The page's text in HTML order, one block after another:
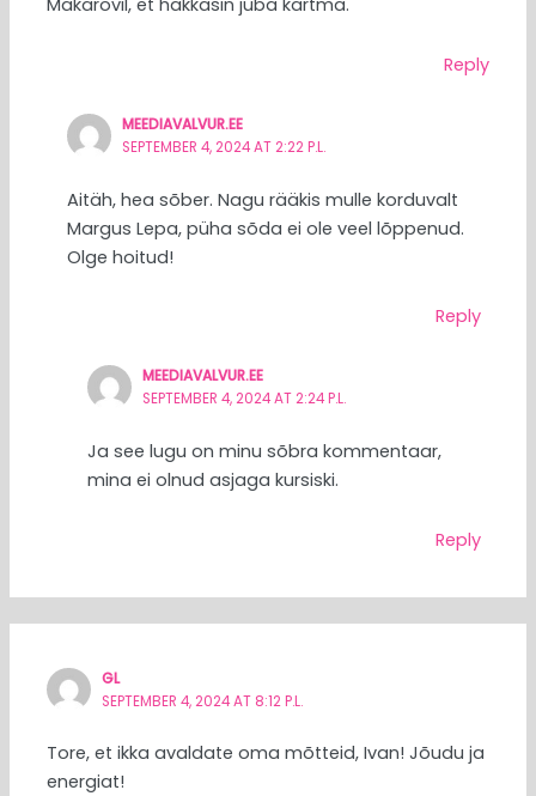
Makarovil, et hakkasin juba kartma.
Reply
MEEDIAVALVUR.EE
SEPTEMBER 4, 2024 AT 2:22 P.L.
Aitäh, hea sõber. Nagu rääkis mulle korduvalt
Margus Lepa, püha sõda ei ole veel lõppenud.
Olge hoitud!
Reply
MEEDIAVALVUR.EE
SEPTEMBER 4, 2024 AT 2:24 P.L.
Ja see lugu on minu sõbra kommentaar,
mina ei olnud asjaga kursiski.
Reply
GL
SEPTEMBER 4, 2024 AT 8:12 P.L.
Tore, et ikka avaldate oma mõtteid, Ivan! Jõudu ja
energiat!